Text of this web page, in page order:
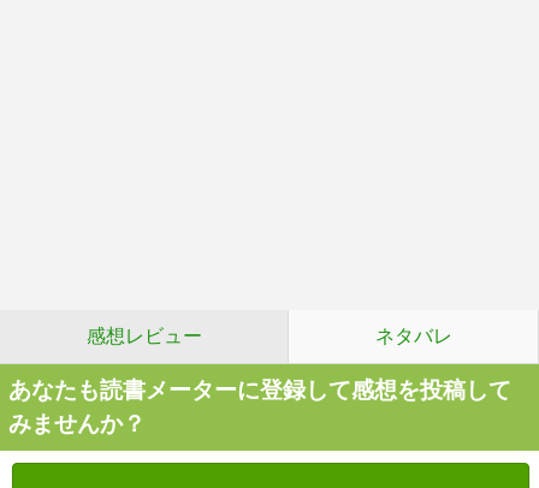
感想レビュー ネタバレ
あなたも読書メーターに登録して感想を投稿して
みませんか？